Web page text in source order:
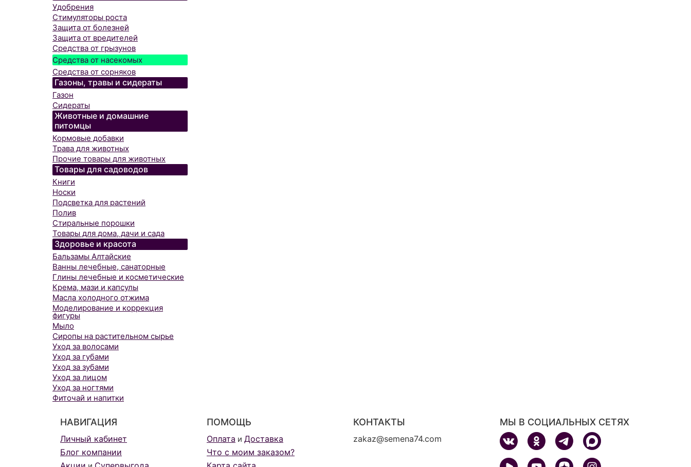
Удобрения
Стимуляторы роста
Защита от болезней
Защита от вредителей
Средства от грызунов
Средства от насекомых
Средства от сорняков
Газоны, травы и сидераты
Газон
Сидераты
Животные и домашние
питомцы
Кормовые добавки
Трава для животных
Прочие товары для животных
Товары для садоводов
Книги
Носки
Подсветка для растений
Полив
Стиральные порошки
Товары для дома, дачи и сада
Здоровье и красота
Бальзамы Алтайские
Ванны лечебные, санаторные
Глины лечебные и косметические
Крема, мази и капсулы
Масла холодного отжима
Моделирование и коррекция
фигуры
Мыло
Сиропы на растительном сырье
Уход за волосами
Уход за губами
Уход за зубами
Уход за лицом
Уход за ногтями
Фиточай и напитки
НАВИГАЦИЯ
Личный кабинет
Блог компании
ПОМОЩЬ
Оплата и Доставка
Что с моим заказом?
КОНТАКТЫ
zakaz@semena74.com
МЫ В СОЦИАЛЬНЫХ СЕТЯХ